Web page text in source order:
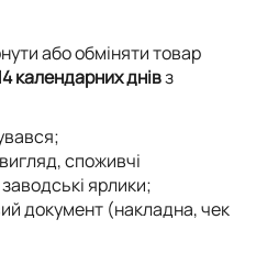
або обміняти товар
календарних днівз
споживчі
ярлики;
документ (накладна, чек